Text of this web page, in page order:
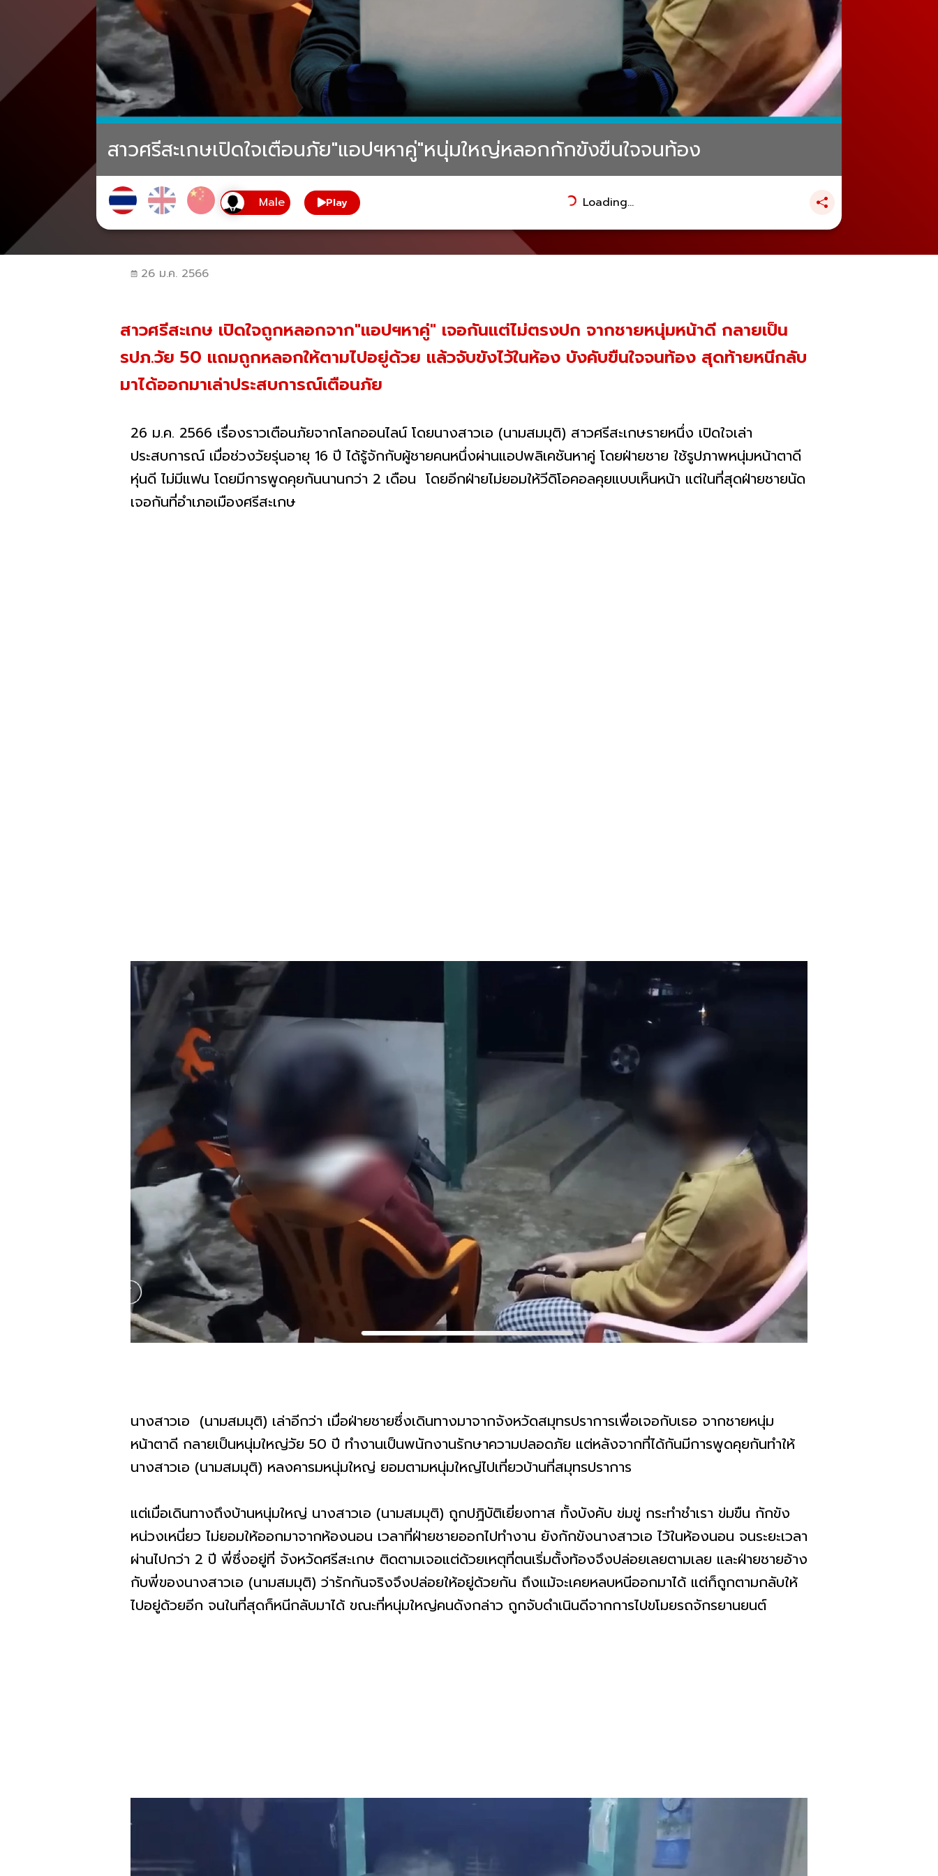
สาวศรีสะเกษเปิดใจเตือนภัย"แอปฯหาคู่"หนุ่มใหญ่หลอกกักขังขืนใจจนท้อง
Play Loading...
26 ม.ค. 2566
สาวศรีสะเกษ เปิดใจถูกหลอกจาก"แอปฯหาคู่" เจอกันแต่ไม่ตรงปก จากชายหนุ่มหน้าดี กลายเป็น
รปภ.วัย 50 แถมถูกหลอกให้ตามไปอยู่ด้วย แล้วจับขังไว้ในห้อง บังคับขืนใจจนท้อง สุดท้ายหนีกลับ
มาได้ออกมาเล่าประสบการณ์เตือนภัย
26 ม.ค. 2566 เรื่องราวเตือนภัยจากโลกออนไลน์ โดยนางสาวเอ (นามสมมุติ) สาวศรีสะเกษรายหนึ่ง เปิดใจเล่า
ประสบการณ์ เมื่อช่วงวัยรุ่นอายุ 16 ปี ได้รู้จักกับผู้ชายคนหนึ่งผ่านแอปพลิเคชันหาคู่ โดยฝ่ายชาย ใช้รูปภาพหนุ่มหน้าตาดี
หุ่นดี ไม่มีแฟน โดยมีการพูดคุยกันนานกว่า 2 เดือน โดยอีกฝ่ายไม่ยอมให้วีดิโอคอลคุยแบบเห็นหน้า แต่ในที่สุดฝ่ายชายนัด
เจอกันที่อำเภอเมืองศรีสะเกษ
นางสาวเอ (นามสมมุติ) เล่าอีกว่า เมื่อฝ่ายชายซึ่งเดินทางมาจากจังหวัดสมุทรปราการเพื่อเจอกับเธอ จากชายหนุ่ม
หน้าตาดี กลายเป็นหนุ่มใหญ่วัย 50 ปี ทำงานเป็นพนักงานรักษาความปลอดภัย แต่หลังจากที่ได้กันมีการพูดคุยกันทำให้
นางสาวเอ (นามสมมุติ) หลงคารมหนุ่มใหญ่ ยอมตามหนุ่มใหญ่ไปเที่ยวบ้านที่สมุทรปราการ
แต่เมื่อเดินทางถึงบ้านหนุ่มใหญ่ นางสาวเอ (นามสมมุติ) ถูกปฎิบัติเยี่ยงทาส ทั้งบังคับ ข่มขู่ กระทำชำเรา ข่มขืน กักขัง
หน่วงเหนี่ยว ไม่ยอมให้ออกมาจากห้องนอน เวลาที่ฝ่ายชายออกไปทำงาน ยังกักขังนางสาวเอ ไว้ในห้องนอน จนระยะเวลา
ผ่านไปกว่า 2 ปี พี่ซึ่งอยู่ที่ จังหวัดศรีสะเกษ ติดตามเจอแต่ด้วยเหตุที่ตนเริ่มตั้งท้องจึงปล่อยเลยตามเลย และฝ่ายชายอ้าง
กับพี่ของนางสาวเอ (นามสมมุติ) ว่ารักกันจริงจึงปล่อยให้อยู่ด้วยกัน ถึงแม้จะเคยหลบหนีออกมาได้ แต่ก็ถูกตามกลับให้
ไปอยู่ด้วยอีก จนในที่สุดก็หนีกลับมาได้ ขณะที่หนุ่มใหญ่คนดังกล่าว ถูกจับดำเนินดีจากการไปขโมยรถจักรยานยนต์